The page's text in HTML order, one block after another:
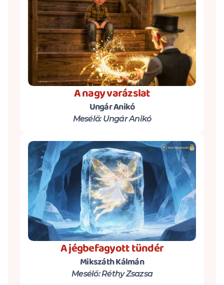
A nagy varázslat
Ungár Anikó
Mesélő: Ungár Anikó
A jégbefagyott tündér
Mikszáth Kálmán
Mesélő: Réthy Zsazsa